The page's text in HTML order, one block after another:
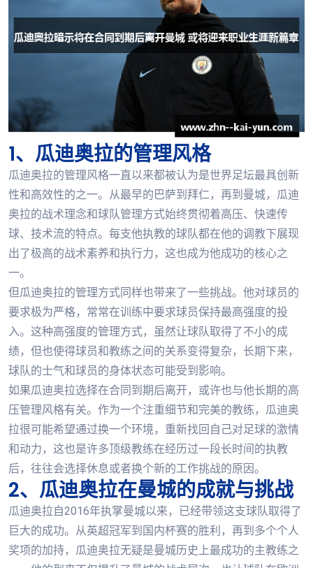
1、瓜迪奥拉的管理风格
瓜迪奥拉的管理风格一直以来都被认为是世界足坛最具创新
性和高效性的之一。从最早的巴萨到拜仁，再到曼城，瓜迪
奥拉的战术理念和球队管理方式始终贯彻着高压、快速传
球、技术流的特点。每支他执教的球队都在他的调教下展现
出了极高的战术素养和执行力，这也成为他成功的核心之
一。
但瓜迪奥拉的管理方式同样也带来了一些挑战。他对球员的
要求极为严格，常常在训练中要求球员保持最高强度的投
入。这种高强度的管理方式，虽然让球队取得了不小的成
绩，但也使得球员和教练之间的关系变得复杂，长期下来，
球队的士气和球员的身体状态可能受到影响。
如果瓜迪奥拉选择在合同到期后离开，或许也与他长期的高
压管理风格有关。作为一个注重细节和完美的教练，瓜迪奥
拉很可能希望通过换一个环境，重新找回自己对足球的激情
和动力，这也是许多顶级教练在经历过一段长时间的执教
后，往往会选择休息或者换个新的工作挑战的原因。
2、瓜迪奥拉在曼城的成就与挑战
瓜迪奥拉自2016年执掌曼城以来，已经带领这支球队取得了
巨大的成功。从英超冠军到国内杯赛的胜利，再到多个个人
奖项的加持，瓜迪奥拉无疑是曼城历史上最成功的主教练之